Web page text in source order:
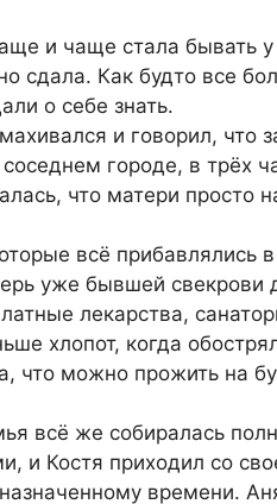
и чаще стала бывать
сдала. Как будто все
о себе знать.
и говорил, что
городе, в трёх
что матери просто
всё прибавлялись
уже бывшей свекрови
лекарства,
хлопот, когда
что можно прожить на
всё же собиралась
и Костя приходил со
времени.